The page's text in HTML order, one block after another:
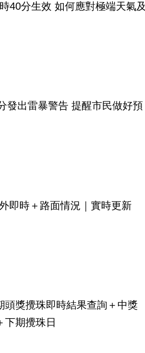
40分生效 如何應對極端天氣及
發出雷暴警告 提醒市民做好預
即時＋路面情況｜實時更新
頭獎攪珠即時結果查詢＋中獎
下期攪珠日